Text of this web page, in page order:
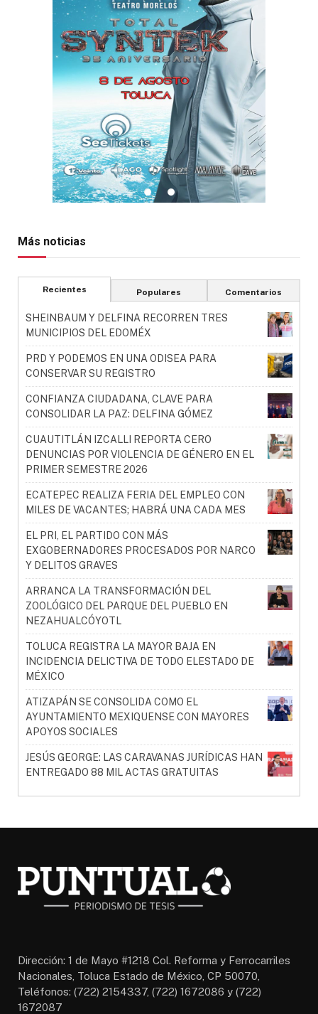
Más noticias
Recientes Populares Comentarios
SHEINBAUM Y DELFINA RECORREN TRES
MUNICIPIOS DEL EDOMÉX
PRD Y PODEMOS EN UNA ODISEA PARA
CONSERVAR SU REGISTRO
CONFIANZA CIUDADANA, CLAVE PARA
CONSOLIDAR LA PAZ: DELFINA GÓMEZ
CUAUTITLÁN IZCALLI REPORTA CERO
DENUNCIAS POR VIOLENCIA DE GÉNERO EN EL
PRIMER SEMESTRE 2026
ECATEPEC REALIZA FERIA DEL EMPLEO CON
MILES DE VACANTES; HABRÁ UNA CADA MES
EL PRI, EL PARTIDO CON MÁS
EXGOBERNADORES PROCESADOS POR NARCO
Y DELITOS GRAVES
ARRANCA LA TRANSFORMACIÓN DEL
ZOOLÓGICO DEL PARQUE DEL PUEBLO EN
NEZAHUALCÓYOTL
TOLUCA REGISTRA LA MAYOR BAJA EN
INCIDENCIA DELICTIVA DE TODO ELESTADO DE
MÉXICO
ATIZAPÁN SE CONSOLIDA COMO EL
AYUNTAMIENTO MEXIQUENSE CON MAYORES
APOYOS SOCIALES
JESÚS GEORGE: LAS CARAVANAS JURÍDICAS HAN
ENTREGADO 88 MIL ACTAS GRATUITAS
Dirección: 1 de Mayo #1218 Col. Reforma y Ferrocarriles
Nacionales, Toluca Estado de México, CP 50070,
Teléfonos: (722) 2154337, (722) 1672086 y (722)
1672087